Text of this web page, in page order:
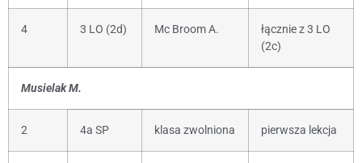
4 3 LO (2d) Mc Broom A.
łącznie z 3 LO
(2c)
Musielak M.
2 4a SP klasa zwolniona pierwsza lekcja